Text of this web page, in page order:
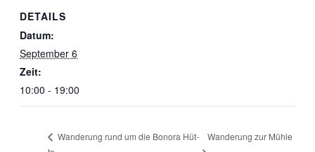
DETAILS
Datum:
September 6
Zeit:
10:00 - 19:00
Wan­de­rung rund um die Bono­ra Hüt­
Wan­de­rung zur Müh­le